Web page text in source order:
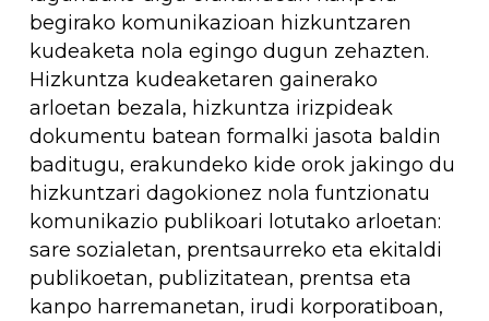
begirako komunikazioan hizkuntzaren
kudeaketa nola egingo dugun zehazten.
Hizkuntza kudeaketaren gainerako
arloetan bezala, hizkuntza irizpideak
dokumentu batean formalki jasota baldin
baditugu, erakundeko kide orok jakingo du
hizkuntzari dagokionez nola funtzionatu
komunikazio publikoari lotutako arloetan:
sare sozialetan, prentsaurreko eta ekitaldi
publikoetan, publizitatean, prentsa eta
kanpo harremanetan, irudi korporatiboan,